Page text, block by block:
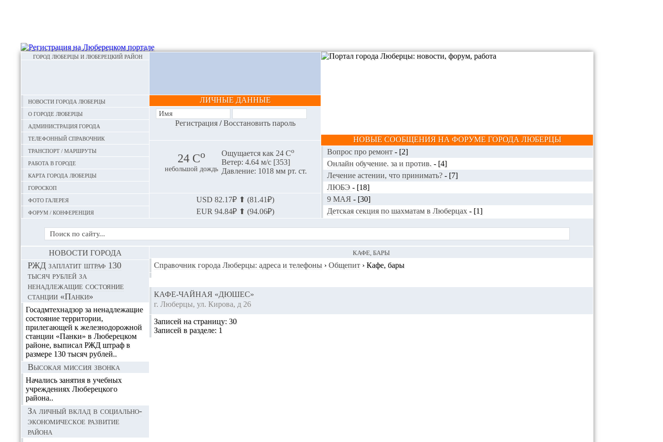
ГОРОД ЛЮБЕРЦЫ И ЛЮБЕРЕЦКИЙ РАЙОН
Новости города Люберцы
О городе Люберцы
Администрация города
Телефонный справочник
Транспорт / маршруты
Работа в городе
Карта города Люберцы
Гороскоп
Фото галерея
Форум / конференция
ЛИЧНЫЕ ДАННЫЕ
Регистрация/Восстановить пароль
24 Сo
небольшой дождь
Ощущается как 24 Сo
Ветер: 4.64 м/с [353]
Давление: 1018 мм рт. ст.
USD 82.17₽ ⬆ (81.41₽)
EUR 94.84₽ ⬆ (94.06₽)
НОВЫЕ СООБЩЕНИЯ НА ФОРУМЕ ГОРОДА ЛЮБЕРЦЫ
Вопрос про ремонт - [2]
Онлайн обучение. за и против. - [4]
Лечение астении, что принимать? - [7]
ЛЮБЭ - [18]
9 МАЯ - [30]
Детская секция по шахматам в Люберцах - [1]
КАФЕ, БАРЫ
Справочник города Люберцы: адреса и телефоны › Общепит › Кафе, бары
КАФЕ-ЧАЙНАЯ «ДЮШЕС»
г. Люберцы, ул. Кирова, д 26
Записей на страницу: 30
Записей в разделе: 1
НОВОСТИ ГОРОДА
РЖД заплатит штраф 130
тысяч рублей за
ненадлежащие состояние
станции «Панки»
Госадмтехнадзор за ненадлежащие
состояние территории,
прилегающей к железнодорожной
станции «Панки» в Люберецком
районе, выписал РЖД штраф в
размере 130 тысяч рублей..
Высокая миссия звонка
Начались занятия в учебных
учреждениях Люберецкого
района..
За личный вклад в социально-
экономическое развитие
района